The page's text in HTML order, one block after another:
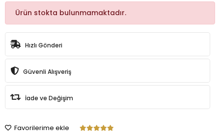
Ürün stokta bulunmamaktadır.
Hızlı Gönderi
Güvenli Alışveriş
İade ve Değişim
Favorilerime ekle